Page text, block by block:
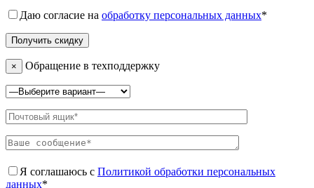
Даю согласие на обработку персональных данных*
× Обращение в техподдержку
Я соглашаюсь с Политикой обработки персональных
данных*